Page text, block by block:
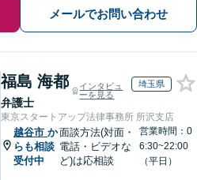
メールでお問い合わせ
福島 海都
弁護士
インタビュ
ーを見る
埼玉県
東京スタートアップ法律事務所 所沢支店
越谷市 か
らも相談
受付中
面談方法(対面・
電話・ビデオな
ど)は応相談
営業時間：0
6:30~22:00
（平日）